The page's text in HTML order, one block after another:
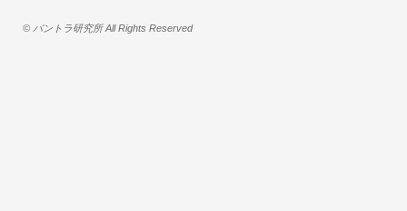
© バントラ研究所 All Rights Reserved